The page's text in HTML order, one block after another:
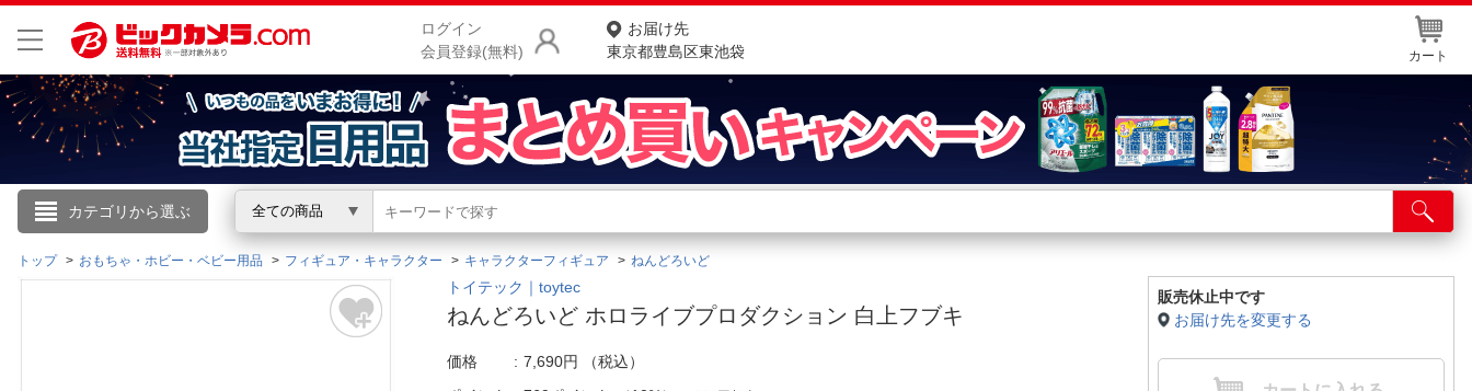
ログイン
会員登録(無料)
お届け先
東京都豊島区東池袋
カート
カテゴリから選ぶ 全ての商品
こんにちは
ログイン
商品をさがす
ランキングからさがす
カテゴリ一覧からさがす
店舗サービス
ネット取り置き
トップ おもちゃ・ホビー・ベビー用品 フィギュア・キャラクター キャラクターフィギュア ねんどろいど
トイテック｜toytec
ねんどろいど ホロライブプロダクション 白上フブキ
価格 7,690円
（税込）
販売休止中です
お届け先を変更する